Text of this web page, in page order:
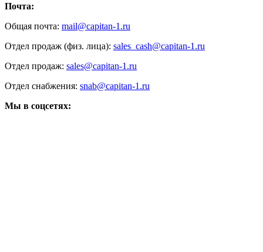
Почта:
Общая почта: mail@capitan-1.ru
Отдел продаж (физ. лица): sales_cash@capitan-1.ru
Отдел продаж: sales@capitan-1.ru
Отдел снабжения: snab@capitan-1.ru
Мы в соцсетях: